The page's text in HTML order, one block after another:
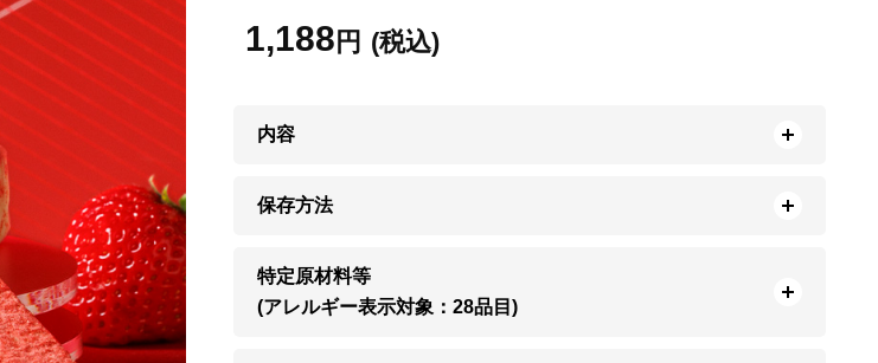
1,188 円
内容
保存方法
特定原材料等
(アレルギー表示対象：28品目)